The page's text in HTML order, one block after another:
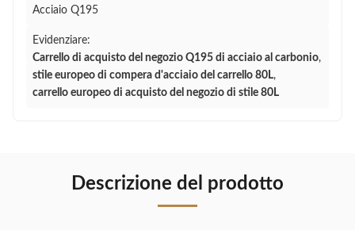
Acciaio Q195
Evidenziare:
Carrello di acquisto del negozio Q195 di acciaio al carbonio,
stile europeo di compera d'acciaio del carrello 80L,
carrello europeo di acquisto del negozio di stile 80L
Descrizione del prodotto